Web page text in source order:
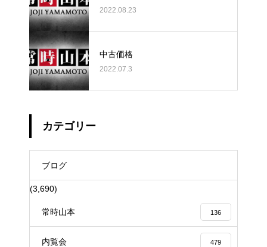
2022.08.23
中古価格
2022.07.3
カテゴリー
ブログ
(3,690)
常時山本 136
内覧会 479